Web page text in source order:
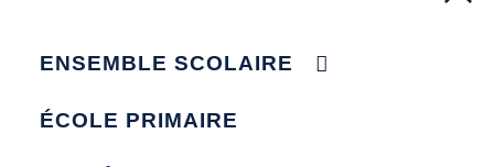
ENSEMBLE SCOLAIRE
ÉCOLE PRIMAIRE